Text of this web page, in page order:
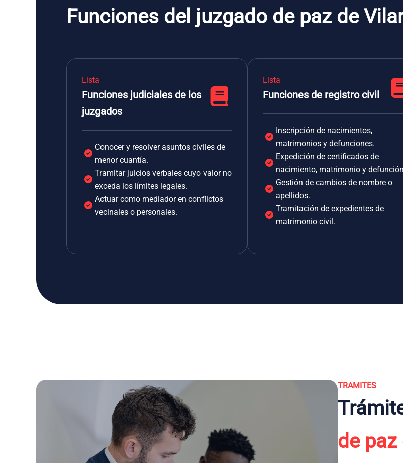
Funciones del juzgado de paz de
Lista
Funciones judiciales de los
juzgados
Conocer y resolver asuntos civiles de
menor cuantía.
Tramitar juicios verbales cuyo valor no
exceda los límites legales.
Actuar como mediador en conflictos
vecinales o personales.
Lista
Funciones de registro civil
Inscripción de nacimientos,
matrimonios y defunciones.
Expedición de certificados de
nacimiento, matrimonio y
Gestión de cambios de nombre o
apellidos.
Tramitación de expedientes de
matrimonio civil.
TRAMITES
de paz